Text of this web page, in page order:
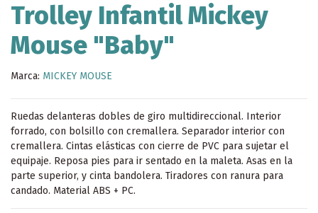
Trolley Infantil Mickey
Mouse "Baby"
Marca: MICKEY MOUSE
Ruedas delanteras dobles de giro multidireccional. Interior
forrado, con bolsillo con cremallera. Separador interior con
cremallera. Cintas elásticas con cierre de PVC para sujetar el
equipaje. Reposa pies para ir sentado en la maleta. Asas en la
parte superior, y cinta bandolera. Tiradores con ranura para
candado. Material ABS + PC.